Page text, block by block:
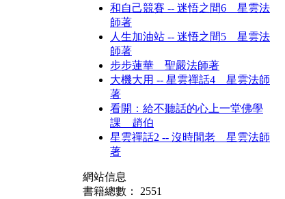
和自己競賽 -- 迷悟之間6 星雲法
師著
人生加油站 -- 迷悟之間5 星雲法
師著
步步蓮華 聖嚴法師著
大機大用 -- 星雲禪話4 星雲法師
著
看開：給不聽話的心上一堂佛學
課 趙伯
星雲禪話2 -- 沒時間老 星雲法師
著
網站信息
書籍總數： 2551